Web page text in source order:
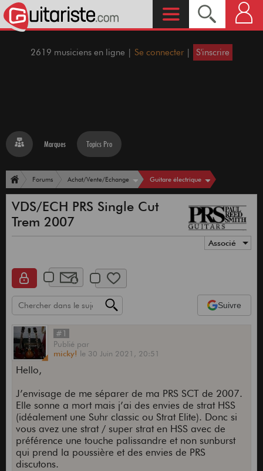
2619 musiciens en ligne | Se connecter | S'inscrire
Marques Topics Pro
Forums Achat/Vente/Echange Guitare électrique
VDS/ECH PRS Single Cut
Trem 2007
Associé
Suivre
#1
Publié par
micky! le 30 Juin 2021, 20:51
Hello,
J’envisage de me séparer de ma PRS SCT de 2007.
Elle sonne a mort mais j’ai des envies de strat HSS
(idéalement une Suhr classic ou Strat Elite). Donc si
vous avez une strat / super strat en HSS avec de
préférence une touche palissandre et non sunburst
qui prend la poussière et des envies de PRS
discutons.